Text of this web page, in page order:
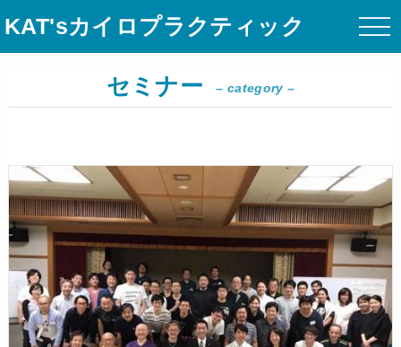
KAT'sカイロプラクティック
セミナー – category –